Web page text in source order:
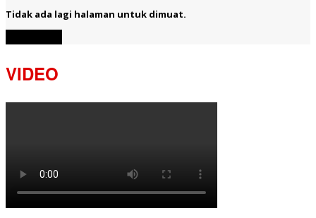
Tidak ada lagi halaman untuk dimuat.
VIDEO